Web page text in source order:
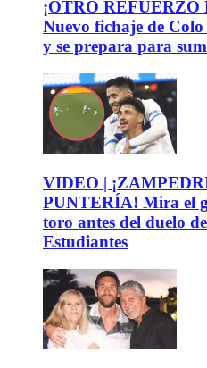
¡OTRO
Nuevo fichaje de
y se prepara para
VIDEO |
PUNTERÍA! Mira el
toro antes del duelo
Estudiantes